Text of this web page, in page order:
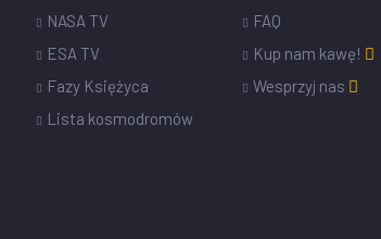
NASA TV
ESA TV
Fazy Księżyca
Lista kosmodromów
FAQ
Kup nam kawę!
Wesprzyj nas